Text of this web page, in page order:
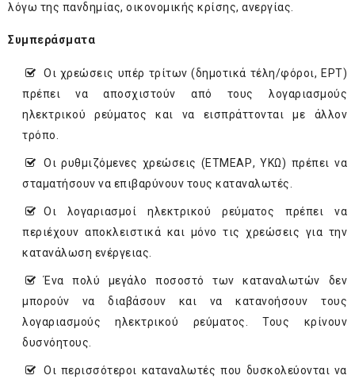
λόγω της πανδημίας, οικονομικής κρίσης, ανεργίας.
Συμπεράσματα
Οι χρεώσεις υπέρ τρίτων (δημοτικά τέλη/φόροι, ΕΡΤ)
πρέπει να αποσχιστούν από τους λογαριασμούς
ηλεκτρικού ρεύματος και να εισπράττονται με άλλον
τρόπο.
Οι ρυθμιζόμενες χρεώσεις (ΕΤΜΕΑΡ, ΥΚΩ) πρέπει να
σταματήσουν να επιβαρύνουν τους καταναλωτές.
Οι λογαριασμοί ηλεκτρικού ρεύματος πρέπει να
περιέχουν αποκλειστικά και μόνο τις χρεώσεις για την
κατανάλωση ενέργειας.
Ένα πολύ μεγάλο ποσοστό των καταναλωτών δεν
μπορούν να διαβάσουν και να κατανοήσουν τους
λογαριασμούς ηλεκτρικού ρεύματος. Τους κρίνουν
δυσνόητους.
Οι περισσότεροι καταναλωτές που δυσκολεύονται να